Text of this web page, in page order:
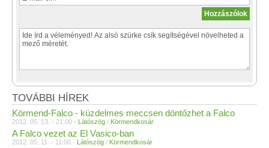
TOVÁBBI HÍREK
Körmend-Falco - küzdelmes meccsen döntőzhet a Falco
2012. 05. 13. - 21:00 - Látószög / Körmendkosár
A Falco vezet az El Vasico-ban
2012. 05. 11. - 11:00 - Látószög / Körmendkosár